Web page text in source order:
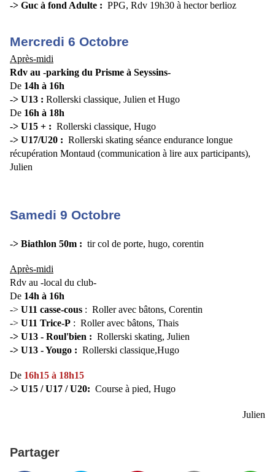
-> Guc à fond Adulte : PPG, Rdv 19h30 à hector berlioz
Mercredi 6 Octobre
Après-midi
Rdv au -parking du Prisme à Seyssins-
De 14h à 16h
-> U13 : Rollerski classique, Julien et Hugo
De 16h à 18h
-> U15 + : Rollerski classique, Hugo
-> U17/U20 : Rollerski skating séance endurance longue
récupération Montaud (communication à lire aux participants),
Julien
Samedi 9 Octobre
-> Biathlon 50m : tir col de porte, hugo, corentin
Après-midi
Rdv au -local du club-
De 14h à 16h
-> U11 casse-cous : Roller avec bâtons, Corentin
-> U11 Trice-P : Roller avec bâtons, Thais
-> U13 - Roul'bien : Rollerski skating, Julien
-> U13 - Yougo : Rollerski classique,Hugo
De 16h15 à 18h15
-> U15 / U17 / U20: Course à pied, Hugo
Julien
Partager